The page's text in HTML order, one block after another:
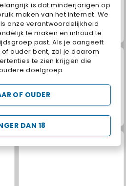
is dat minderjarigen op
maken van het internet. We
onze verantwoordelijkheid
te maken en inhoud te
past. Als je aangeeft
ouder bent, zal je daarom
te zien krijgen die
doelgroep.
DAN 18
OF OUDER
Grand Mahjong Connect
Juice Merge